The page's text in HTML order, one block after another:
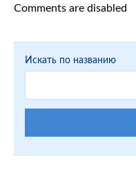
Comments are disabled
Искать по названию